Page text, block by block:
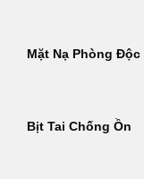
Mặt Nạ Phòng Độc
Bịt Tai Chống Ồn